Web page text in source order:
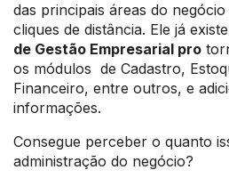
das principais áreas do
cliques de distância. Ele já
de Gestão Empresarial pro
os módulos de Cadastro,
Financeiro, entre outros, e
informações.
Consegue perceber o quanto
administração do negócio?